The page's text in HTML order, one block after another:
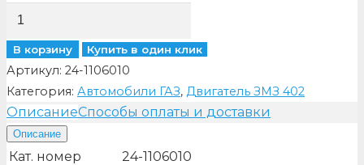
В корзину Купить в один клик
Артикул: 24-1106010
Категория: Автомобили ГАЗ, Двигатель ЗМЗ 402
ОписаниеСпособы оплаты и доставки
Описание
Кат. номер
24-1106010